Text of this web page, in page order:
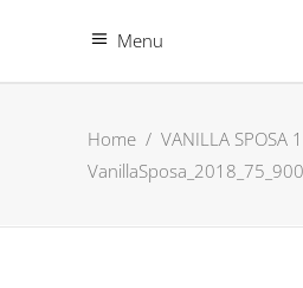
Menu
Home / VANILLA SPOSA